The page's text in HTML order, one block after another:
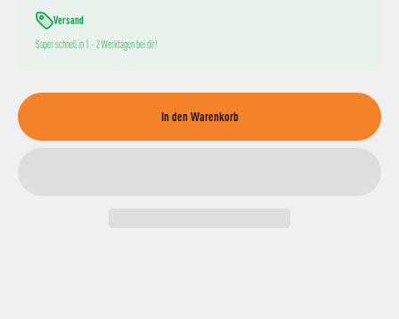
Versand
Super schnell in 1 - 2 Werktagen bei dir!
In den Warenkorb